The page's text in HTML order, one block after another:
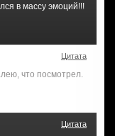
в массу эмоций!!!
Цитата
что посмотрел.
Цитата